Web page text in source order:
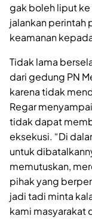
gak boleh liput ke
jalankan perintah
keamanan
Tidak lama
dari gedung PN
karena tidak
Regar
tidak dapat
eksekusi. “Di
untuk
memutuskan,
pihak yang
jadi tadi minta
kami masyarakat